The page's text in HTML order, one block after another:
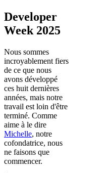
Developer
Week 2025
Nous sommes
incroyablement fiers
de ce que nous
avons développé
ces huit dernières
années, mais notre
travail est loin d'être
terminé. Comme
aime à le dire
Michelle, notre
cofondatrice, nous
ne faisons que
commencer.